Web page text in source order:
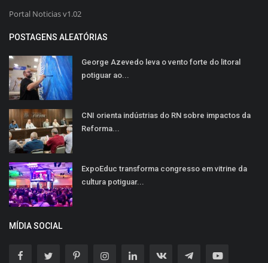
Portal Noticias v1.02
POSTAGENS ALEATÓRIAS
George Azevedo leva o vento forte do litoral
potiguar ao...
CNI orienta indústrias do RN sobre impactos da
Reforma...
ExpoEduc transforma congresso em vitrine da
cultura potiguar...
MÍDIA SOCIAL